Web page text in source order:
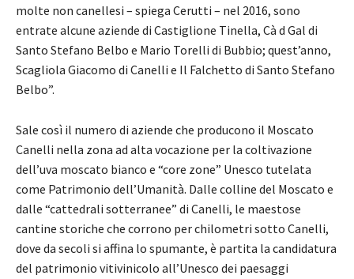
molte non canellesi – spiega Cerutti – nel 2016, sono
entrate alcune aziende di Castiglione Tinella, Cà d Gal di
Santo Stefano Belbo e Mario Torelli di Bubbio; quest’anno,
Scagliola Giacomo di Canelli e Il Falchetto di Santo Stefano
Belbo”.
Sale così il numero di aziende che producono il Moscato
Canelli nella zona ad alta vocazione per la coltivazione
dell’uva moscato bianco e “core zone” Unesco tutelata
come Patrimonio dell’Umanità. Dalle colline del Moscato e
dalle “cattedrali sotterranee” di Canelli, le maestose
cantine storiche che corrono per chilometri sotto Canelli,
dove da secoli si affina lo spumante, è partita la candidatura
del patrimonio vitivinicolo all’Unesco dei paesaggi